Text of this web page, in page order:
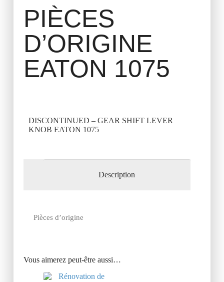
PIÈCES
D’ORIGINE
EATON 1075
DISCONTINUED – GEAR SHIFT LEVER
KNOB EATON 1075
Description
Pièces d’origine
Vous aimerez peut-être aussi…